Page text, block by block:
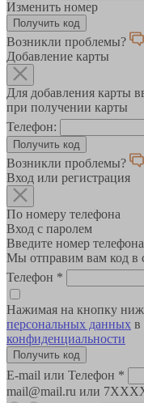
Изменить номер
Возникли проблемы?
Добавление карты
Для добавления карты
при получении карты
Телефон:
Возникли проблемы?
Вход или регистрация
По номеру телефона
Вход с паролем
Введите номер телефона
Мы отправим вам код в
Телефон *
Нажимая на кнопку
персональных данных в
конфиденциальности
E-mail или Телефон *
mail@mail.ru или